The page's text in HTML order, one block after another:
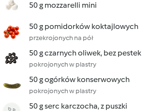
50 g mozzarelli mini
50 g pomidorków koktajlowych
przekrojonych na pół
50 g czarnych oliwek, bez pestek
pokrojonych w plastry
50 g ogórków konserwowych
pokrojonych w plastry
50 g serc karczocha, z puszki